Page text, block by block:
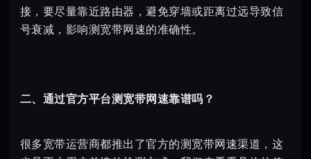
接，要尽量靠近路由器，避免穿墙或距离过远导致信
号衰减，影响测宽带网速的准确性。
二、通过官方平台测宽带网速靠谱吗？
很多宽带运营商都推出了官方的测宽带网速渠道，这